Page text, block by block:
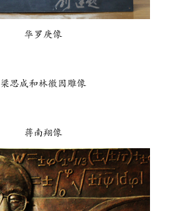
华罗庚像
梁思成和林徽因雕像
蒋南翔像